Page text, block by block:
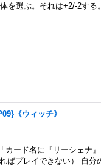
を選ぶ。それは+2/-2する
《ウィッチ》
ード名に『リーシェナ』
ばプレイできない） 自分